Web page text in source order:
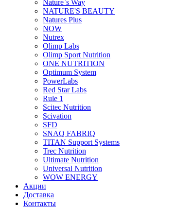
Nature`s Way
NATURE'S BEAUTY
Natures Plus
NOW
Nutrex
Olimp Labs
Olimp Sport Nutrition
ONE NUTRITION
Optimum System
PowerLabs
Red Star Labs
Rule 1
Scitec Nutrition
Scivation
SFD
SNAQ FABRIQ
TITAN Support Systems
Trec Nutrition
Ultimate Nutrition
Universal Nutrition
WOW ENERGY
Акции
Доставка
Контакты